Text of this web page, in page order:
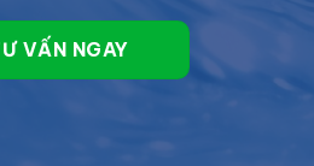
VẤN NGAY